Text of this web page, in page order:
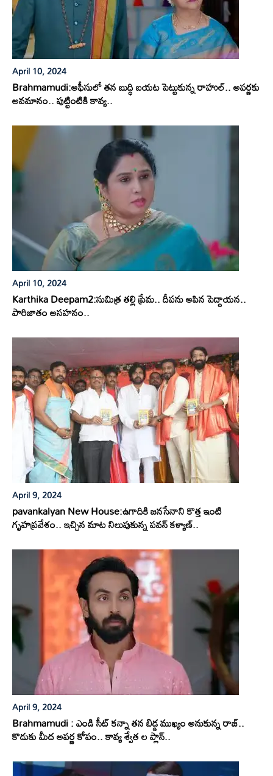
April 10, 2024
Brahmamudi:ఆఫీసులో తన బుద్ధి బయట పెట్టుకున్న రాహుల్.. అపర్ణకు
అవమానం.. పుట్టింటికి కావ్య..
April 10, 2024
Karthika Deepam2:సుమిత్ర తల్లి ప్రేమ.. దీపను ఆపిన పెద్దాయన..
పారిజాతం అసహనం..
April 9, 2024
pavankalyan New House:ఉగాదికి జనసేనాని కొత్త ఇంటి
గృహప్రవేశం.. ఇచ్చిన మాట నిలుపుకున్న పవన్ కళ్యాణ్..
April 9, 2024
Brahmamudi : ఎండి సీట్ కన్నా తన బిడ్డ ముఖ్యం అనుకున్న రాజ్..
కొడుకు మీద అపర్ణ కోపం.. కావ్య శ్వేత ల ప్లాన్..